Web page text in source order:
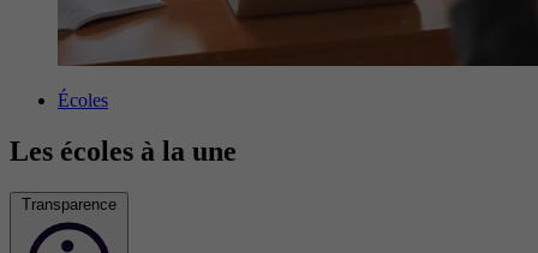
Écoles
Les écoles à la une
Transparence